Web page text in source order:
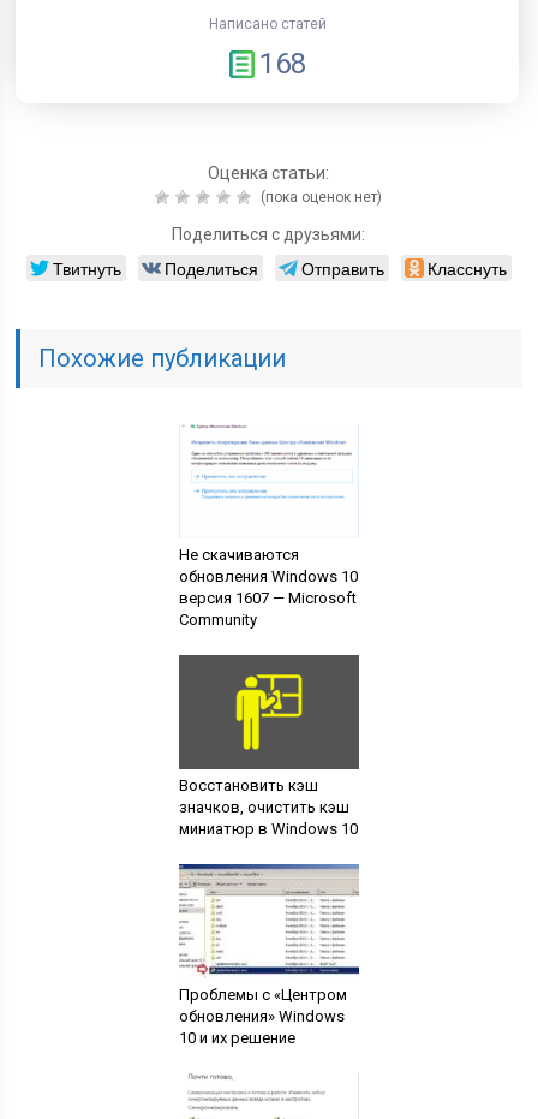
Написано статей
168
Оценка статьи:
(пока оценок нет)
Поделиться с друзьями:
Твитнуть Поделиться Отправить Класснуть
Похожие публикации
Не скачиваются
обновления Windows 10
версия 1607 — Microsoft
Community
Восстановить кэш
значков, очистить кэш
миниатюр в Windows 10
Проблемы с «Центром
обновления» Windows
10 и их решение